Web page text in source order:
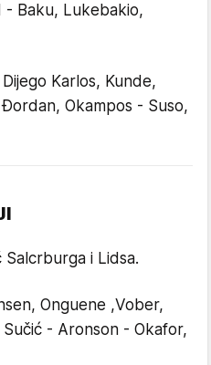
- Baku, Lukebakio,
Karlos, Kunde,
Okampos - Suso,
Salcrburga i Lidsa.
Onguene ,Vober,
- Aronson - Okafor,